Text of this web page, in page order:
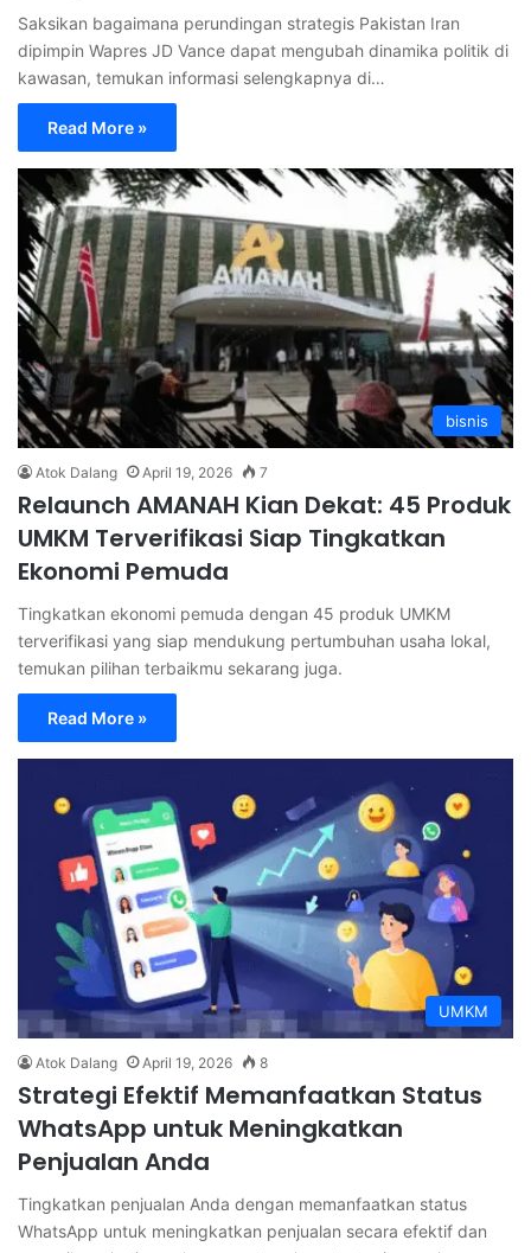
Saksikan bagaimana perundingan strategis Pakistan Iran
dipimpin Wapres JD Vance dapat mengubah dinamika politik di
kawasan, temukan informasi selengkapnya di…
Read More »
bisnis
Atok Dalang April 19, 2026 7
Relaunch AMANAH Kian Dekat: 45 Produk
UMKM Terverifikasi Siap Tingkatkan
Ekonomi Pemuda
Tingkatkan ekonomi pemuda dengan 45 produk UMKM
terverifikasi yang siap mendukung pertumbuhan usaha lokal,
temukan pilihan terbaikmu sekarang juga.
Read More »
UMKM
Atok Dalang April 19, 2026 8
Strategi Efektif Memanfaatkan Status
WhatsApp untuk Meningkatkan
Penjualan Anda
Tingkatkan penjualan Anda dengan memanfaatkan status
WhatsApp untuk meningkatkan penjualan secara efektif dan